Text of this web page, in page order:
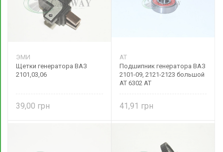
ЭМИ
Щетки генератора ВАЗ
2101,03,06
39,00
AT
Подшипник генератора ВАЗ
2101-09, 2121-2123 большой
AT 6302 AT
41,91